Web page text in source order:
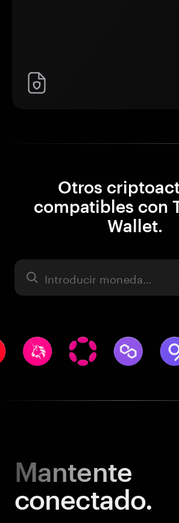
Otros
compatibles con
Wallet.
Activo
Mantente
conectado.